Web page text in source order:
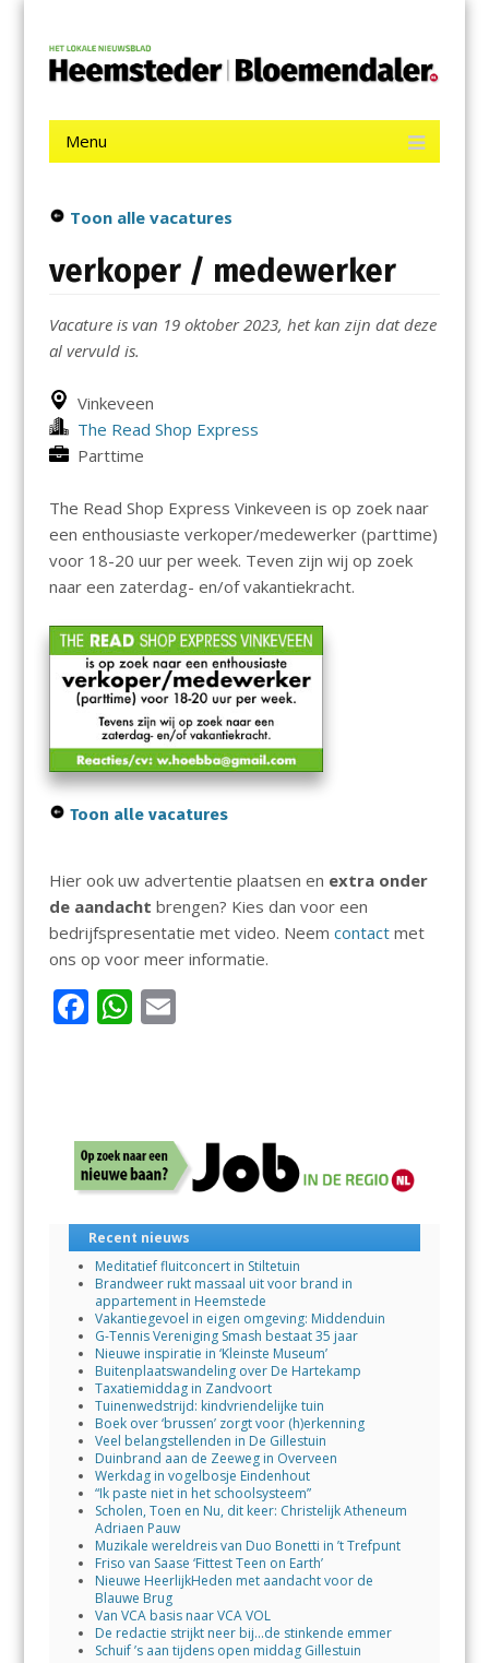
contentDe Heemsteder | Bloemendaler
Menu
Toon alle vacatures
verkoper / medewerker
Vacature is van 19 oktober 2023, het kan zijn dat deze
al vervuld is.
Vinkeveen
The Read Shop Express
Parttime
The Read Shop Express Vinkeveen is op zoek naar
een enthousiaste verkoper/medewerker (parttime)
voor 18-20 uur per week. Teven zijn wij op zoek
naar een zaterdag- en/of vakantiekracht.
Toon alle vacatures
Hier ook uw advertentie plaatsen en extra onder
de aandacht brengen? Kies dan voor een
bedrijfspresentatie met video. Neem contactmet
ons op voor meer informatie.
F
o
o
k
W
A
p
p
E
Recent nieuws
Meditatief fluitconcert in Stiltetuin
Brandweer rukt massaal uit voor brand in
appartement in Heemstede
Vakantiegevoel in eigen omgeving: Middenduin
G-Tennis Vereniging Smash bestaat 35 jaar
Nieuwe inspiratie in ‘Kleinste Museum’
Buitenplaatswandeling over De Hartekamp
Taxatiemiddag in Zandvoort
Tuinenwedstrijd: kindvriendelijke tuin
Boek over ‘brussen’ zorgt voor (h)erkenning
Veel belangstellenden in De Gillestuin
Duinbrand aan de Zeeweg in Overveen
Werkdag in vogelbosje Eindenhout
“Ik paste niet in het schoolsysteem”
Scholen, Toen en Nu, dit keer: Christelijk Atheneum
Adriaen Pauw
Muzikale wereldreis van Duo Bonetti in ’t Trefpunt
Friso van Saase ‘Fittest Teen on Earth’
Nieuwe HeerlijkHeden met aandacht voor de
Blauwe Brug
Van VCA basis naar VCA VOL
De redactie strijkt neer bij…de stinkende emmer
Schuif ’s aan tijdens open middag Gillestuin